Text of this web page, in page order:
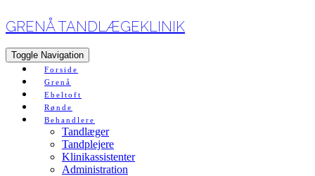
GRENÅ TANDLÆGEKLINIK
Toggle Navigation
Forside
Grenå
Ebeltoft
Rønde
Behandlere
Tandlæger
Tandplejere
Klinikassistenter
Administration